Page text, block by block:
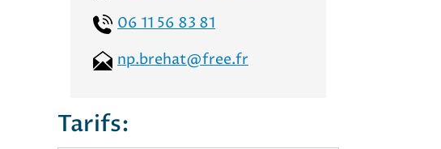
06 11 56 83 81
np.brehat@free.fr
Tarifs: